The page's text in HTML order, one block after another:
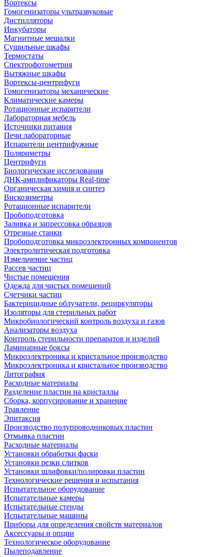
Вортексы
Гомогенизаторы ультразвуковые
Дистилляторы
Инкубаторы
Магнитные мешалки
Сушильные шкафы
Термостаты
Спектрофотометрия
Вытяжные шкафы
Вортексы-центрифуги
Гомогенизаторы механические
Климатические камеры
Ротационные испарители
Лабораторная мебель
Источники питания
Печи лабораторные
Испарители центрифужные
Поляриметры
Центрифуги
Биологические исследования
ДНК-амплификаторы Real-time
Органическая химия и синтез
Вискозиметры
Ротационные испарители
Пробоподготовка
Заливка и запрессовка образцов
Отрезные станки
Пробоподготовка микроэлектронных компонентов
Электролитическая подготовка
Измельчение частиц
Рассев частиц
Чистые помещения
Одежда для чистых помещений
Счетчики частиц
Бактерицидные облучатели, рециркуляторы
Изоляторы для стерильных работ
Микробиологический контроль воздуха и газов
Анализаторы воздуха
Контроль стерильности препаратов и изделий
Ламинарные боксы
Микроэлектроника и кристальное производство
Микроэлектроника и кристальное производство
Литография
Расходные материалы
Разделение пластин на кристаллы
Сборка, корпусирование и хранение
Травление
Эпитаксия
Производство полупроводниковых пластин
Отмывка пластин
Расходные материалы
Установки обработки фаски
Установки резки слитков
Установки шлифовки/полировки пластин
Технологические решения и испытания
Испытательное оборудование
Испытательные камеры
Испытательные стенды
Испытательные машины
Приборы для определения свойств материалов
Аксессуары и опции
Технологическое оборудование
Пылеподавление